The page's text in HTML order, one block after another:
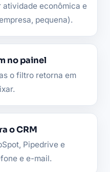
econômica e
pequena).
no painel
o filtro retorna em
o CRM
Pipedrive e
e e-mail.